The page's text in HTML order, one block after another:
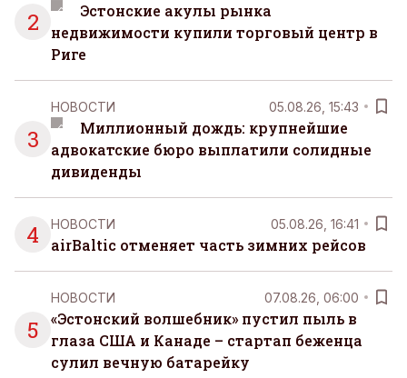
2
Эстонские акулы рынка
недвижимости купили торговый центр в
Риге
3
НОВОСТИ 05.08.26, 15:43
Миллионный дождь: крупнейшие
адвокатские бюро выплатили солидные
дивиденды
4 НОВОСТИ 05.08.26, 16:41
airBaltic отменяет часть зимних рейсов
5
НОВОСТИ 07.08.26, 06:00
«Эстонский волшебник» пустил пыль в
глаза США и Канаде – стартап беженца
сулил вечную батарейку